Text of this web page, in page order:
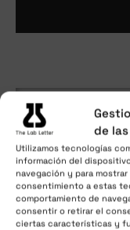
de
Utilizamos tecnologías
información del
navegación y para
consentimiento a estas
comportamiento de
consentir o retirar el
ciertas características y
Javi ha grabado
The Lab Letter
como oferta.
es como es, por
el contenido es
invitados.